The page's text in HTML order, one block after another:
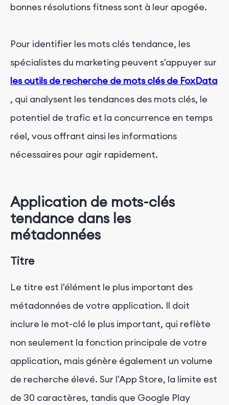
bonnes résolutions fitness sont à leur apogée.
Pour identifier les mots clés tendance, les
spécialistes du marketing peuvent s'appuyer sur
les outils de recherche de mots clés de FoxData
, qui analysent les tendances des mots clés, le
potentiel de trafic et la concurrence en temps
réel, vous offrant ainsi les informations
nécessaires pour agir rapidement.
Application de mots-clés
tendance dans les
métadonnées
Titre
Le titre est l'élément le plus important des
métadonnées de votre application. Il doit
inclure le mot-clé le plus important, qui reflète
non seulement la fonction principale de votre
application, mais génère également un volume
de recherche élevé. Sur l'App Store, la limite est
de 30 caractères, tandis que Google Play